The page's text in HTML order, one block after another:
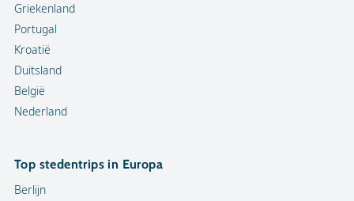
Griekenland
Portugal
Kroatië
Duitsland
België
Nederland
Top stedentrips in Europa
Berlijn